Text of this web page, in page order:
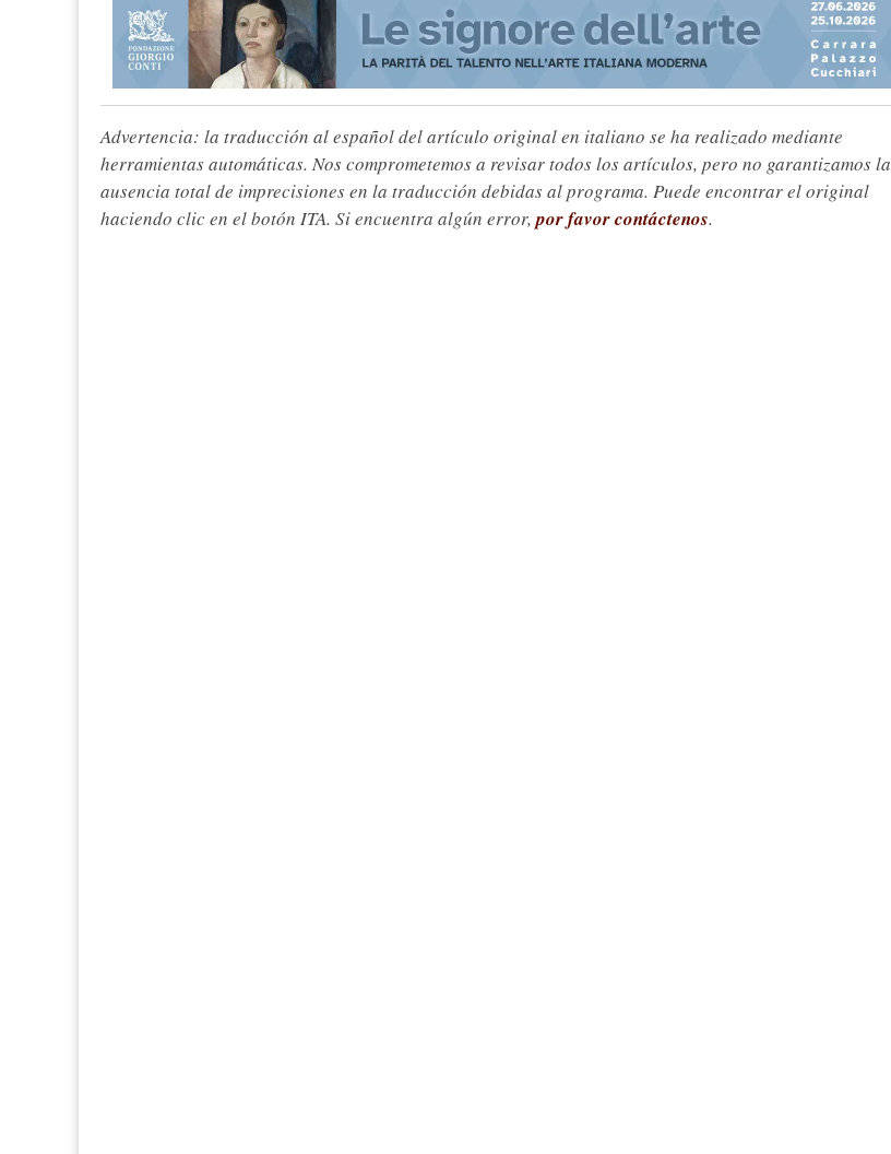
Advertencia: la traducción al español del artículo original en italiano se ha realizado mediante
herramientas automáticas. Nos comprometemos a revisar todos los artículos, pero no garantizamos la
ausencia total de imprecisiones en la traducción debidas al programa. Puede encontrar el original
haciendo clic en el botón ITA. Si encuentra algún error,por favor contáctenos.